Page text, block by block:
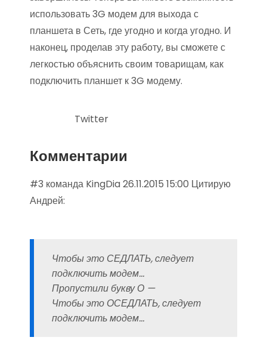
использовать 3G модем для выхода с
планшета в Сеть, где угодно и когда угодно. И
наконец, проделав эту работу, вы сможете с
легкостью объяснить своим товарищам, как
подключить планшет к 3G модему.
Twitter
Комментарии
#3 команда KingDia 26.11.2015 15:00 Цитирую
Андрей:
Чтобы это СЕДЛАТЬ, следует
подключить модем…
Пропустили букву О —
Чтобы это ОСЕДЛАТЬ, следует
подключить модем…